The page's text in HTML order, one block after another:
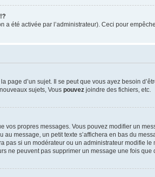
été activée par l’administrateur). Ceci pour
d’un sujet. Il se peut que vous ayez besoin
sujets, Vous pouvez joindre des fichiers, etc.
vos propres messages. Vous pouvez modifier un
message, un petit texte s’affichera en bas du
pas si un modérateur ou un administrateur modifie
ne peuvent pas supprimer un message une fois que